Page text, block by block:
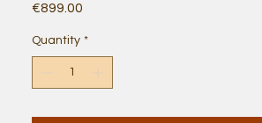
€899.00
Quantity *